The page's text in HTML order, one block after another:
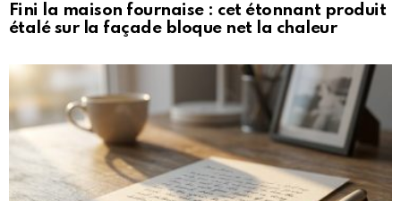
Fini la maison fournaise : cet étonnant produit
étalé sur la façade bloque net la chaleur